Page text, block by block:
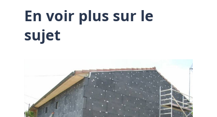
En voir plus sur le
sujet